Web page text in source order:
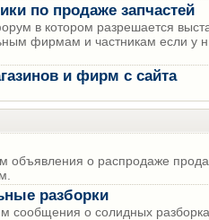
по продаже запчастей
в котором разрешается
фирмам и частникам если у
и фирм с сайта
объявления о распродаже
разборки
сообщения о солидных